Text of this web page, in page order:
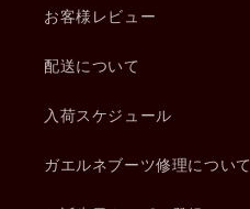
お客様レビュー
配送について
入荷スケジュール
ガエルネブーツ修理について